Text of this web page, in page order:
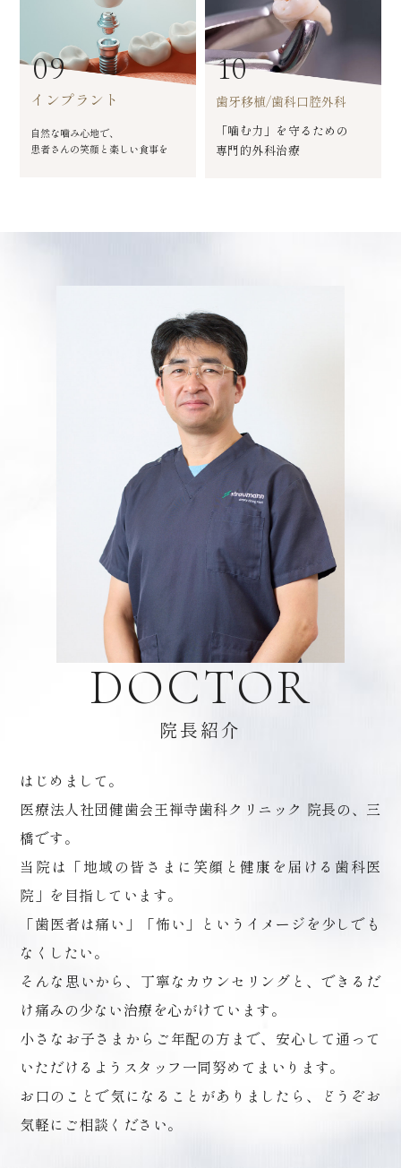
09
インプラント
自然な噛み心地で、
患者さんの笑顔と楽しい食事を
10
歯牙移植/歯科口腔外科
「噛む力」を守るための
専門的外科治療
DOCTOR
院長紹介
はじめまして。
医療法人社団健歯会王禅寺歯科クリニック 院長の、三
橋です。
当院は「地域の皆さまに笑顔と健康を届ける歯科医
院」を目指しています。
「歯医者は痛い」「怖い」というイメージを少しでも
なくしたい。
そんな思いから、丁寧なカウンセリングと、できるだ
け痛みの少ない治療を心がけています。
小さなお子さまからご年配の方まで、安心して通って
いただけるようスタッフ一同努めてまいります。
お口のことで気になることがありましたら、どうぞお
気軽にご相談ください。